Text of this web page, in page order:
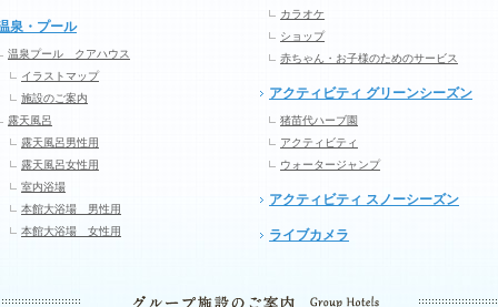
泉・プール
温泉プール クアハウス
イラストマップ
施設のご案内
露天風呂
露天風呂男性用
露天風呂女性用
室内浴場
本館大浴場 男性用
本館大浴場 女性用
カラオケ
ショップ
赤ちゃん・お子様のためのサービス
アクティビティ グリーンシーズン
猪苗代ハーブ園
アクティビティ
ウォータージャンプ
アクティビティ スノーシーズン
ライブカメラ